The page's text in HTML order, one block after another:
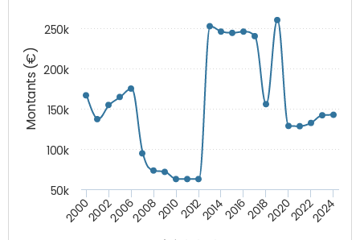
Montants (€)
200020022006200820102012201420162018202020222024
50k
100k
150k
200k
250k